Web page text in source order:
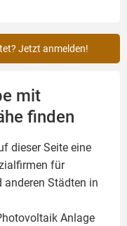
Jetzt anmelden!
mit
finden
dieser Seite eine
für
Städten in
Anlage